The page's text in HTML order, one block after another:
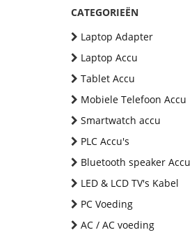
CATEGORIEËN
Laptop Adapter
Laptop Accu
Tablet Accu
Mobiele Telefoon Accu
Smartwatch accu
PLC Accu's
Bluetooth speaker Accu
LED & LCD TV's Kabel
PC Voeding
AC / AC voeding